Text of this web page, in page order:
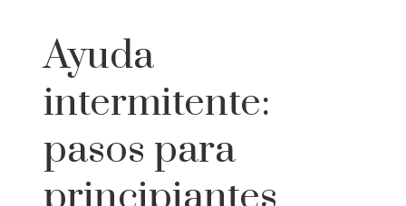
Ayuda
intermitente:
pasos para